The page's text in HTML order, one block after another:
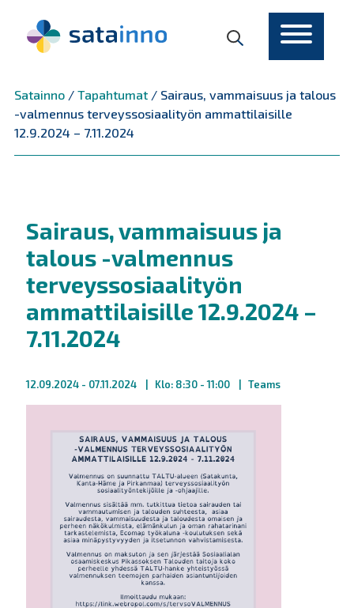
Satainno/ Tapahtumat/ Sairaus, vammaisuus ja talous
-valmennus terveyssosiaalityön ammattilaisille
12.9.2024 – 7.11.2024
Sairaus, vammaisuus ja
talous -valmennus
terveyssosiaalityön
ammattilaisille 12.9.2024 –
7.11.2024
12.09.2024 - 07.11.2024 Klo: 8:30 - 11:00 Teams